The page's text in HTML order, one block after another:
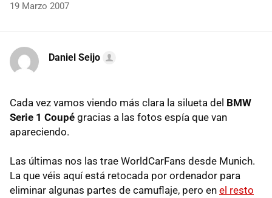
19 Marzo 2007
Daniel Seijo
Cada vez vamos viendo más clara la silueta del BMW
Serie 1 Coupé gracias a las fotos espía que van
apareciendo.
Las últimas nos las trae WorldCarFans desde Munich.
La que véis aquí está retocada por ordenador para
eliminar algunas partes de camuflaje, pero en el resto